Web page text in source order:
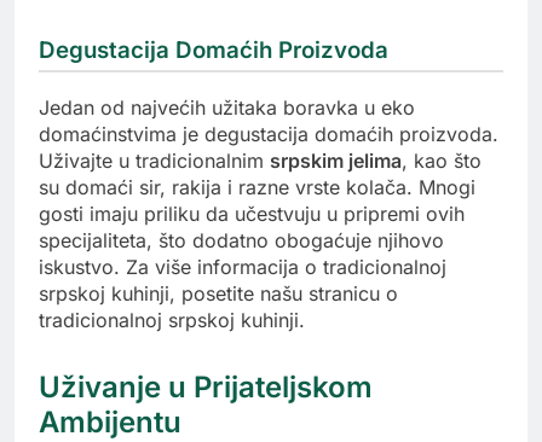
Degustacija Domaćih Proizvoda
Jedan od najvećih užitaka boravka u eko
domaćinstvima je degustacija domaćih proizvoda.
Uživajte u tradicionalnim srpskim jelima, kao što
su domaći sir, rakija i razne vrste kolača. Mnogi
gosti imaju priliku da učestvuju u pripremi ovih
specijaliteta, što dodatno obogaćuje njihovo
iskustvo. Za više informacija o tradicionalnoj
srpskoj kuhinji, posetite našu stranicu o
tradicionalnoj srpskoj kuhinji.
Uživanje u Prijateljskom
Ambijentu